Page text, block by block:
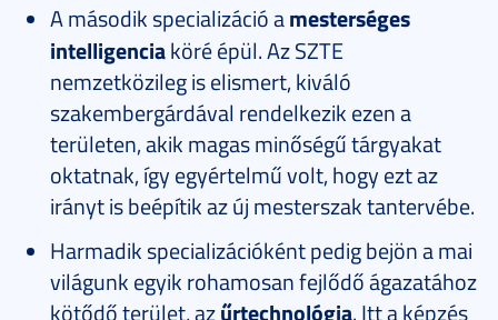
A második specializáció a mesterséges
intelligenciaköré épül. Az SZTE
nemzetközileg is elismert, kiváló
szakembergárdával rendelkezik ezen a
területen, akik magas minőségű tárgyakat
oktatnak, így egyértelmű volt, hogy ezt az
irányt is beépítik az új mesterszak tantervébe.
Harmadik specializációként pedig bejön a mai
világunk egyik rohamosan fejlődő ágazatához
kötődő terület, azűrtechnológia. Itt a képzés